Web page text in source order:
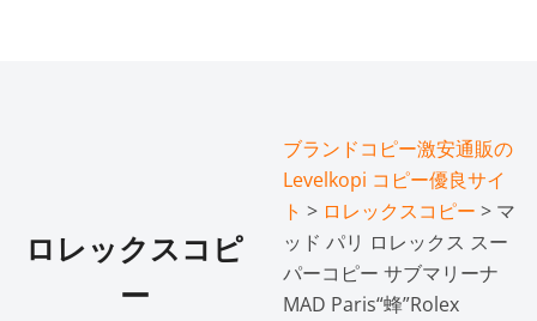
ロレックスコピ
ー
ブランドコピー激安通販の
Levelkopi コピー優良サイ
ト > ロレックスコピー > マ
ッド パリ ロレックス スー
パーコピー サブマリーナ
MAD Paris“蜂”Rolex